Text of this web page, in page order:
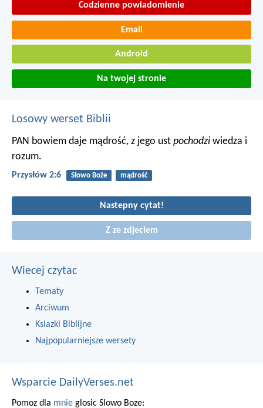
Codzienne powiadomienie
Email
Android
Na twojej stronie
Losowy werset Biblii
PAN bowiem daje mądrość, z jego ust pochodzi wiedza i
rozum.
Przysłów 2:6 Słowo Boże mądrość
Nastepny cytat!
Z ze zdjeciem
Wiecej czytac
Tematy
Arciwum
Ksiazki Biblijne
Najpopularniejsze wersety
Wsparcie DailyVerses.net
Pomoz dla mnie glosic Slowo Boze: